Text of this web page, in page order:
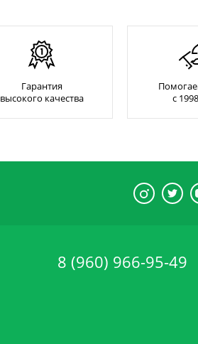
Гарантия
высокого качества
с
8 (960) 966-95-49